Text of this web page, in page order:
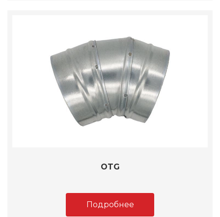
OTG
Подробнее